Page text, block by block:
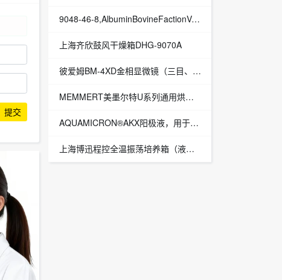
提交
9048-46-8,AlbuminBovineFactionV,Proteasefree,FattyAcid,牛血清白蛋白,无蛋白酶,无脂肪酸
上海齐欣鼓风干燥箱DHG-9070A
彼爱姆BM-4XD金相显微镜（三目、倒置）
MEMMERT美墨尔特U系列通用烘箱UN55plus
AQUAMICRON®AKX阳极液，用于酮类AKX品牌：MitsubishiChem
上海博迅程控全温振荡培养箱（液晶屏）BSD-100